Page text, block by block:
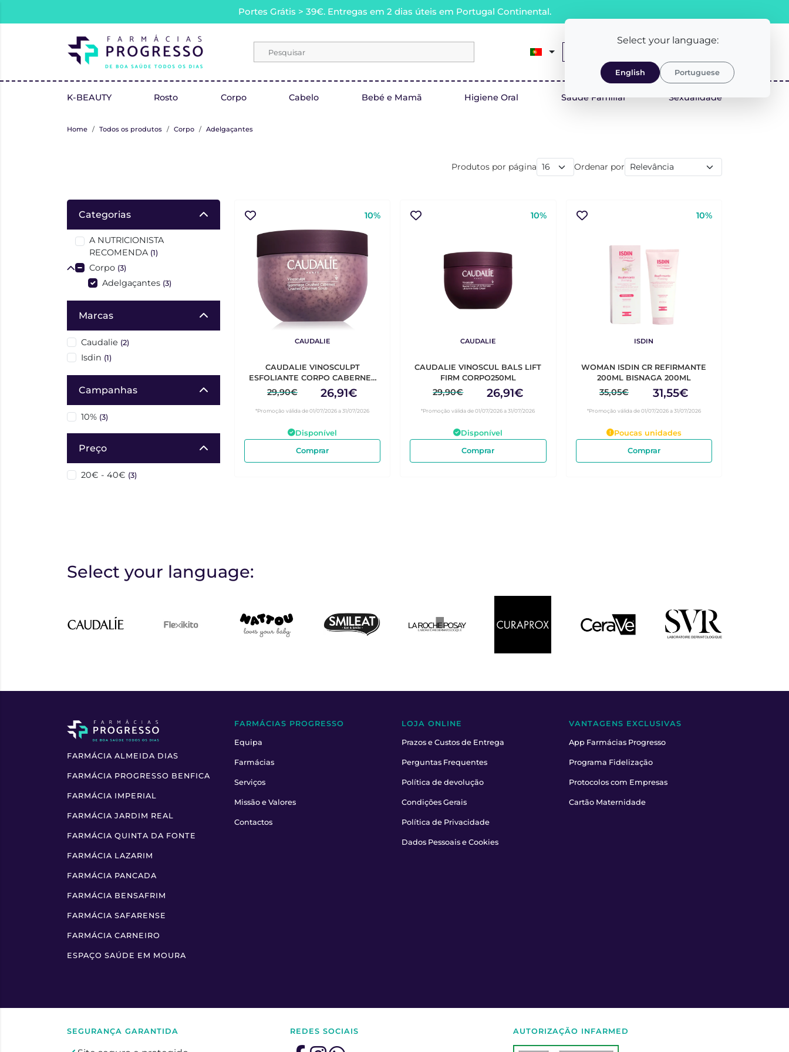
Select your language:
English Portuguese
Portes Grátis > 39€. Entregas em 2 dias úteis em Portugal Continental.
Pesquisar
0
K-BEAUTY Rosto Corpo Cabelo Bebé e Mamã Higiene Oral Saúde Familiar Sexualidade
Home Todos os produtos Corpo Adelgaçantes
Produtos por página Ordenar por
Categorias
A NUTRICIONISTA
RECOMENDA (1)
Corpo (3)
Adelgaçantes (3)
Marcas
Caudalie (2)
Isdin (1)
Campanhas
10% (3)
Preço
20€ - 40€ (3)
10%
CAUDALIE
CAUDALIE VINOSCULPT
ESFOLIANTE CORPO CABERNET
250G
29,90€ 26,91€
*Promoção válida de 01/07/2026 a 31/07/2026
Disponível
Comprar
10%
CAUDALIE
CAUDALIE VINOSCUL BALS LIFT
FIRM CORPO250ML
29,90€ 26,91€
*Promoção válida de 01/07/2026 a 31/07/2026
Disponível
Comprar
10%
ISDIN
WOMAN ISDIN CR REFIRMANTE
200ML BISNAGA 200ML
35,05€ 31,55€
*Promoção válida de 01/07/2026 a 31/07/2026
Poucas unidades
Comprar
Select your language:
FARMÁCIA ALMEIDA DIAS
FARMÁCIA PROGRESSO BENFICA
FARMÁCIA IMPERIAL
FARMÁCIA JARDIM REAL
FARMÁCIA QUINTA DA FONTE
FARMÁCIA LAZARIM
FARMÁCIA PANCADA
FARMÁCIA BENSAFRIM
FARMÁCIA SAFARENSE
FARMÁCIA CARNEIRO
ESPAÇO SAÚDE EM MOURA
FARMÁCIAS PROGRESSO
Equipa
Farmácias
Serviços
Missão e Valores
Contactos
LOJA ONLINE
Prazos e Custos de Entrega
Perguntas Frequentes
Política de devolução
Condições Gerais
Política de Privacidade
Dados Pessoais e Cookies
VANTAGENS EXCLUSIVAS
App Farmácias Progresso
Programa Fidelização
Protocolos com Empresas
Cartão Maternidade
SEGURANÇA GARANTIDA REDES SOCIAIS AUTORIZAÇÃO INFARMED